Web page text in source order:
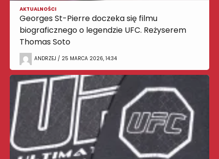
AKTUALNOŚCI
Georges St-Pierre doczeka się filmu
biograficznego o legendzie UFC. Reżyserem
Thomas Soto
ANDRZEJ / 25 MARCA 2026, 14:34